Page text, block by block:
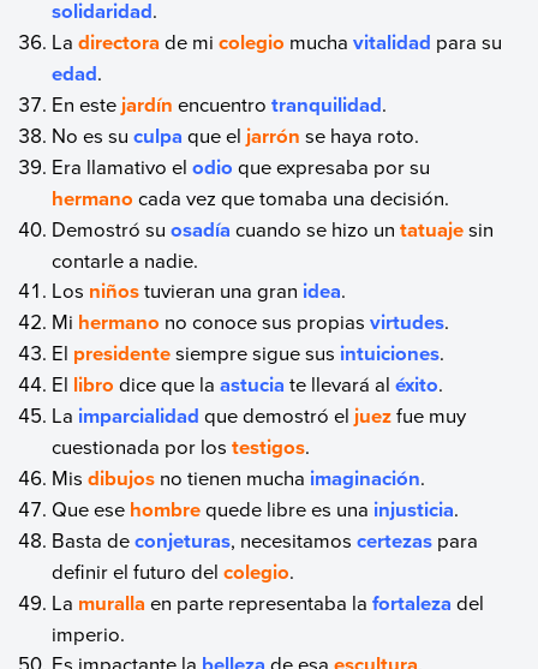
solidaridad.
Ladirectora de micolegio muchavitalidad para su
edad.
En estejardín encuentrotranquilidad.
No es suculpa que el jarrón se haya roto.
Era llamativo elodio que expresaba por su
hermanocada vez que tomaba una decisión.
Demostró suosadía cuando se hizo untatuajesin
contarle a nadie.
Los niñostuvieran una gran idea.
Mi hermano no conoce sus propiasvirtudes.
El presidentesiempre sigue sus intuiciones.
El libro dice que laastucia te llevará aléxito.
La imparcialidad que demostró el juezfue muy
cuestionada por lostestigos.
Misdibujos no tienen mucha imaginación.
Que ese hombrequede libre es una injusticia.
Basta deconjeturas, necesitamoscertezas para
definir el futuro delcolegio.
La muralla en parte representaba lafortaleza del
imperio.